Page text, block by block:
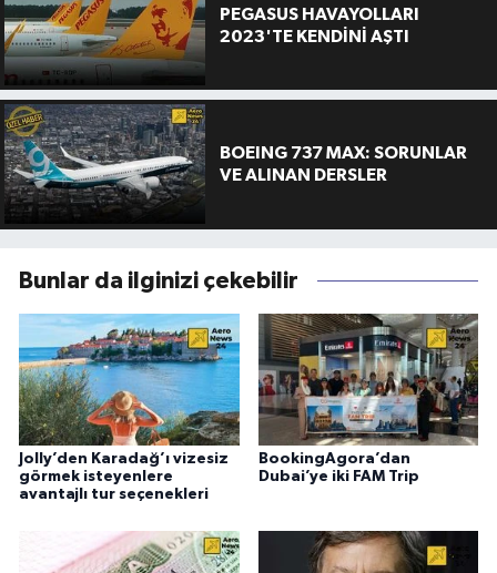
PEGASUS HAVAYOLLARI
2023'TE KENDİNİ AŞTI
BOEING 737 MAX: SORUNLAR
VE ALINAN DERSLER
Bunlar da ilginizi çekebilir
Jolly’den Karadağ’ı vizesiz
görmek isteyenlere
avantajlı tur seçenekleri
BookingAgora’dan
Dubai’ye iki FAM Trip